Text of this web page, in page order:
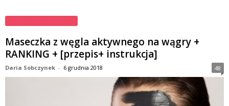
Maseczki na twarz
Maseczka z węgla aktywnego na wągry +
RANKING + [przepis+ instrukcja]
Daria Sobczynek - 6 grudnia 2018 48